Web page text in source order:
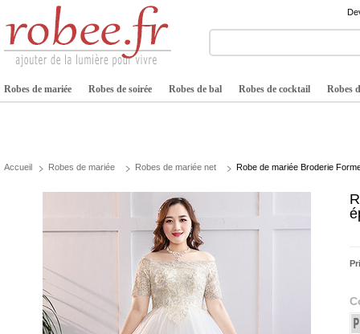
Robes de mariée Robes de soirée Robes de bal Robes de cocktail Robes
Accueil Robes de mariée Robes de mariée net Robe de mariée Broderie